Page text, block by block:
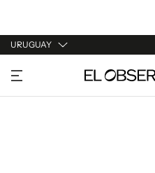
URUGUAY
URUGUAY
ARGENTINA